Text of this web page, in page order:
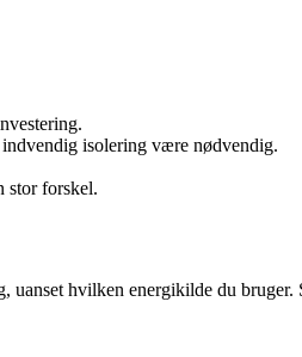
isolering være nødvendig.
stor forskel.
hvilken energikilde du